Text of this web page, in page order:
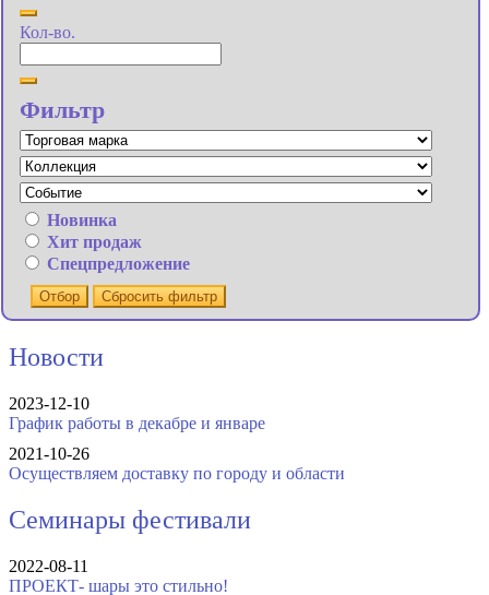
Кол-во.
Фильтр
Новинка
Хит продаж
Спецпредложение
Отбор Сбросить фильтр
Новости
2023-12-10
График работы в декабре и январе
2021-10-26
Осуществляем доставку по городу и области
Семинары фестивали
2022-08-11
ПРОЕКТ- шары это стильно!